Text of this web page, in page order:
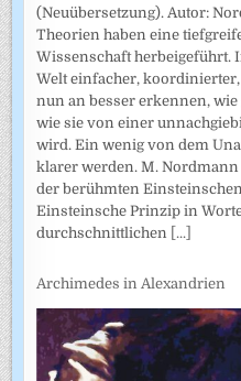
(Neuübersetzung). Autor:
Theorien haben eine
Wissenschaft herbeigeführt.
Welt einfacher,
nun an besser erkennen,
wie sie von einer
wird. Ein wenig von dem
klarer werden. M.
der berühmten
Einsteinsche Prinzip in
durchschnittlichen [...]
Archimedes in Alexandrien